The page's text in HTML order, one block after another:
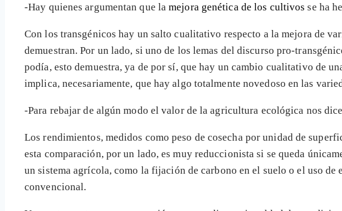
-Hay quienes argumentan que lamejora genética de los cultivos se ha
Con los transgénicos hay un salto cualitativo respecto a la mejora de
demuestran. Por un lado, si uno de los lemas del discurso pro-
podía, esto demuestra, ya de por sí, que hay un cambio cualitativo de
implica, necesariamente, que hay algo totalmente novedoso en las
-Para rebajar de algún modo el valor de la agricultura ecológica nos
Los rendimientos, medidos como peso de cosecha por unidad de
esta comparación, por un lado, es muy reduccionista si se queda
un sistema agrícola, como la fijación de carbono en el suelo o el uso
convencional.